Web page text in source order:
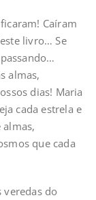
Caíram
livro… Se
almas,
dias! Maria
cada estrela e
almas,
que cada
veredas do